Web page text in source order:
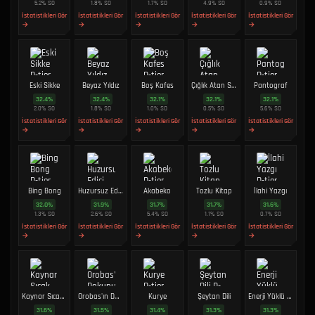
5.2% SO
İstatistikleri Gör
→
1.8%SO
İstatistikleri Gör
→
1.7% SO
İstatistikleri Gör
→
4.9% SO
İstatistikleri Gör
→
0.9%SO
İstatistikleri Gör
→
Eski Sikke
32.4%
2.0%SO
İstatistikleri Gör
→
Beyaz Yıldız
32.4%
1.8%SO
İstatistikleri Gör
→
Boş Kafes
32.1%
1.0%SO
İstatistikleri Gör
→
Çığlık Atan Sürahi
32.1%
0.5%SO
İstatistikleri Gör
→
Pantograf
32.1%
5.6% SO
İstatistikleri Gör
→
Bing Bong
32.0%
1.3% SO
İstatistikleri Gör
→
Huzursuz Edici Lamba
31.9%
2.6% SO
İstatistikleri Gör
→
Akabeko
31.7%
5.4% SO
İstatistikleri Gör
→
Tozlu Kitap
31.7%
1.1% SO
İstatistikleri Gör
→
İlahi Yazgı
31.6%
0.7% SO
İstatistikleri Gör
→
Kaynar Sıcak Çikolata
31.6%
Orobas'ın Dokunuşu
31.5%
Kurye
31.4%
Şeytan Dili
31.3%
Enerji Yüklü Çekirdek
31.3%